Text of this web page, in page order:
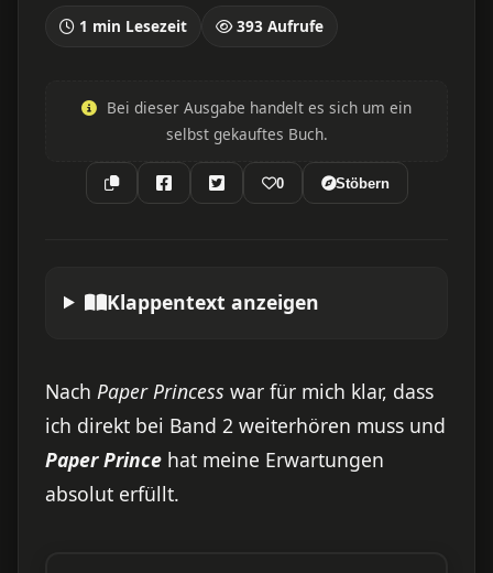
1 min Lesezeit 393 Aufrufe
Bei dieser Ausgabe handelt es sich um ein
selbst gekauftes Buch.
0 Stöbern
Klappentext anzeigen
Nach Paper Princess war für mich klar, dass
ich direkt bei Band 2 weiterhören muss und
Paper Prince hat meine Erwartungen
absolut erfüllt.